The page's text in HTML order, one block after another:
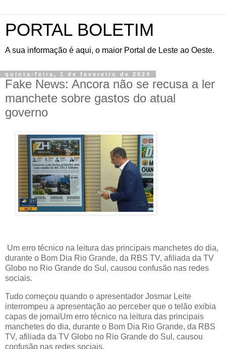
PORTAL BOLETIM
A sua informação é aqui, o maior Portal de Leste ao Oeste.
quinta-feira, 1 de fevereiro de 2024
Fake News: Ancora não se recusa a ler
manchete sobre gastos do atual
governo
Um erro técnico na leitura das principais manchetes do dia,
durante o Bom Dia Rio Grande, da RBS TV, afiliada da TV
Globo no Rio Grande do Sul, causou confusão nas redes
sociais.
Tudo começou quando o apresentador Josmar Leite
interrompeu a apresentação ao perceber que o telão exibia
capas de jornaiUm erro técnico na leitura das principais
manchetes do dia, durante o Bom Dia Rio Grande, da RBS
TV, afiliada da TV Globo no Rio Grande do Sul, causou
confusão nas redes sociais.